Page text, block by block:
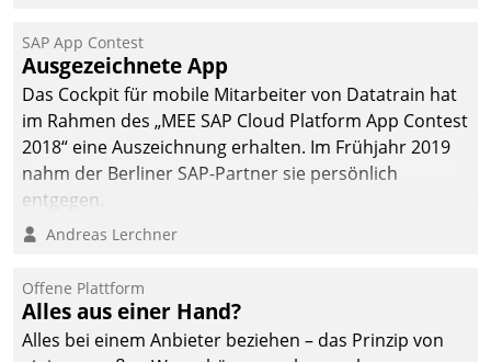
SAP App Contest
Ausgezeichnete App
Das Cockpit für mobile Mitarbeiter von Datatrain hat
im Rahmen des „MEE SAP Cloud Platform App Contest
2018“ eine Auszeichnung erhalten. Im Frühjahr 2019
nahm der Berliner SAP-Partner sie persönlich
entgegen.
Andreas Lerchner
Offene Plattform
Alles aus einer Hand?
Alles bei einem Anbieter beziehen – das Prinzip von